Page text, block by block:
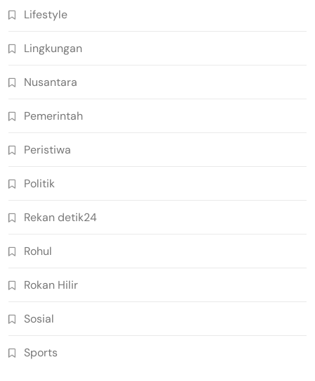
Lifestyle
Lingkungan
Nusantara
Pemerintah
Peristiwa
Politik
Rekan detik24
Rohul
Rokan Hilir
Sosial
Sports